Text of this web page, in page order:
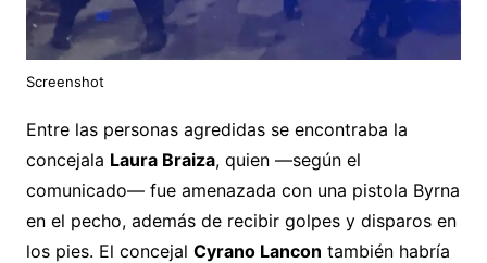
Screenshot
Entre las personas agredidas se encontraba la
concejala Laura Braiza, quien —según el
comunicado— fue amenazada con una pistola Byrna
en el pecho, además de recibir golpes y disparos en
los pies. El concejal Cyrano Lancon también habría